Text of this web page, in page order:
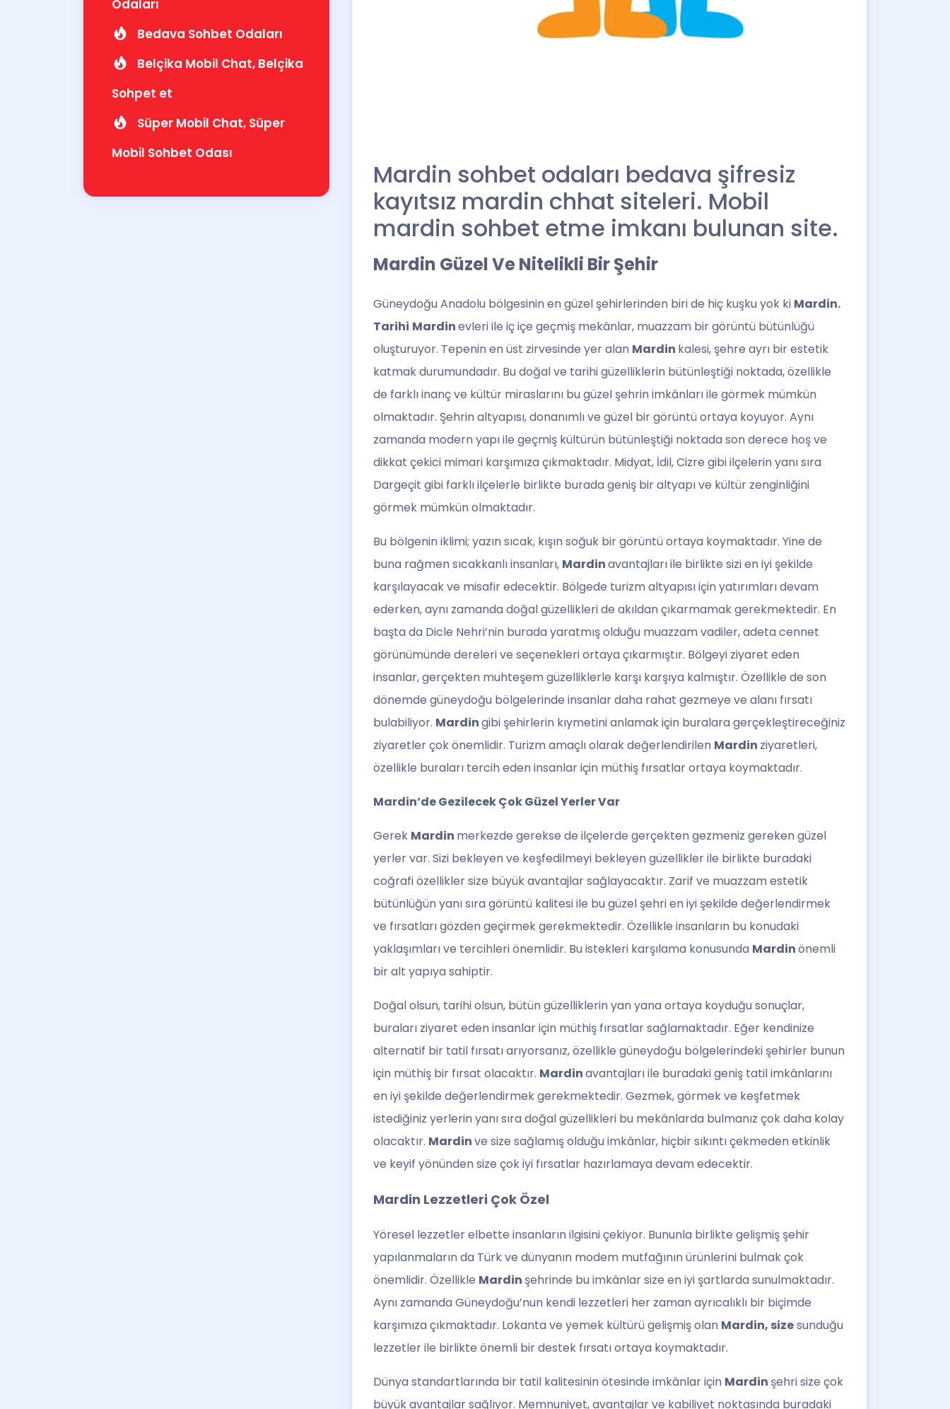
Odaları
Bedava Sohbet Odaları
Belçika Mobil Chat, Belçika
Sohpet et
Süper Mobil Chat, Süper
Mobil Sohbet Odası
Mardin sohbet odaları bedava şifresiz
kayıtsız mardin chhat siteleri. Mobil
mardin sohbet etme imkanı bulunan site.
Mardin Güzel Ve Nitelikli Bir Şehir
Güneydoğu Anadolu bölgesinin en güzel şehirlerinden biri de hiç kuşku yok ki Mardin.
Tarihi Mardinevleri ile iç içe geçmiş mekânlar, muazzam bir görüntü bütünlüğü
oluşturuyor. Tepenin en üst zirvesinde yer alan Mardin kalesi, şehre ayrı bir estetik
katmak durumundadır. Bu doğal ve tarihi güzelliklerin bütünleştiği noktada, özellikle
de farklı inanç ve kültür miraslarını bu güzel şehrin imkânları ile görmek mümkün
olmaktadır. Şehrin altyapısı, donanımlı ve güzel bir görüntü ortaya koyuyor. Aynı
zamanda modern yapı ile geçmiş kültürün bütünleştiği noktada son derece hoş ve
dikkat çekici mimari karşımıza çıkmaktadır. Midyat, İdil, Cizre gibi ilçelerin yanı sıra
Dargeçit gibi farklı ilçelerle birlikte burada geniş bir altyapı ve kültür zenginliğini
görmek mümkün olmaktadır.
Bu bölgenin iklimi; yazın sıcak, kışın soğuk bir görüntü ortaya koymaktadır. Yine de
buna rağmen sıcakkanlı insanları, Mardinavantajları ile birlikte sizi en iyi şekilde
karşılayacak ve misafir edecektir. Bölgede turizm altyapısı için yatırımları devam
ederken, aynı zamanda doğal güzellikleri de akıldan çıkarmamak gerekmektedir. En
başta da Dicle Nehri’nin burada yaratmış olduğu muazzam vadiler, adeta cennet
görünümünde dereleri ve seçenekleri ortaya çıkarmıştır. Bölgeyi ziyaret eden
insanlar, gerçekten muhteşem güzelliklerle karşı karşıya kalmıştır. Özellikle de son
dönemde güneydoğu bölgelerinde insanlar daha rahat gezmeye ve alanı fırsatı
bulabiliyor. Mardingibi şehirlerin kıymetini anlamak için buralara gerçekleştireceğiniz
ziyaretler çok önemlidir. Turizm amaçlı olarak değerlendirilen Mardin ziyaretleri,
özellikle buraları tercih eden insanlar için müthiş fırsatlar ortaya koymaktadır.
Mardin’de Gezilecek Çok Güzel Yerler Var
Gerek Mardin merkezde gerekse de ilçelerde gerçekten gezmeniz gereken güzel
yerler var. Sizi bekleyen ve keşfedilmeyi bekleyen güzellikler ile birlikte buradaki
coğrafi özellikler size büyük avantajlar sağlayacaktır. Zarif ve muazzam estetik
bütünlüğün yanı sıra görüntü kalitesi ile bu güzel şehri en iyi şekilde değerlendirmek
ve fırsatları gözden geçirmek gerekmektedir. Özellikle insanların bu konudaki
yaklaşımları ve tercihleri önemlidir. Bu istekleri karşılama konusunda Mardinönemli
bir alt yapıya sahiptir.
Doğal olsun, tarihi olsun, bütün güzelliklerin yan yana ortaya koyduğu sonuçlar,
buraları ziyaret eden insanlar için müthiş fırsatlar sağlamaktadır. Eğer kendinize
alternatif bir tatil fırsatı arıyorsanız, özellikle güneydoğu bölgelerindeki şehirler bunun
için müthiş bir fırsat olacaktır. Mardinavantajları ile buradaki geniş tatil imkânlarını
en iyi şekilde değerlendirmek gerekmektedir. Gezmek, görmek ve keşfetmek
istediğiniz yerlerin yanı sıra doğal güzellikleri bu mekânlarda bulmanız çok daha kolay
olacaktır. Mardinve size sağlamış olduğu imkânlar, hiçbir sıkıntı çekmeden etkinlik
ve keyif yönünden size çok iyi fırsatlar hazırlamaya devam edecektir.
Mardin Lezzetleri Çok Özel
Yöresel lezzetler elbette insanların ilgisini çekiyor. Bununla birlikte gelişmiş şehir
yapılanmaların da Türk ve dünyanın modem mutfağının ürünlerini bulmak çok
önemlidir. Özellikle Mardin şehrinde bu imkânlar size en iyi şartlarda sunulmaktadır.
Aynı zamanda Güneydoğu’nun kendi lezzetleri her zaman ayrıcalıklı bir biçimde
karşımıza çıkmaktadır. Lokanta ve yemek kültürü gelişmiş olan Mardin, sizesunduğu
lezzetler ile birlikte önemli bir destek fırsatı ortaya koymaktadır.
Dünya standartlarında bir tatil kalitesinin ötesinde imkânlar için Mardin şehri size çok
büyük avantajlar sağlıyor. Memnuniyet, avantajlar ve kabiliyet noktasında buradaki